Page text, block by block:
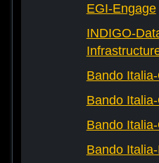
EGI-Engage
INDIGO-
Bando
Bando
Bando
Bando